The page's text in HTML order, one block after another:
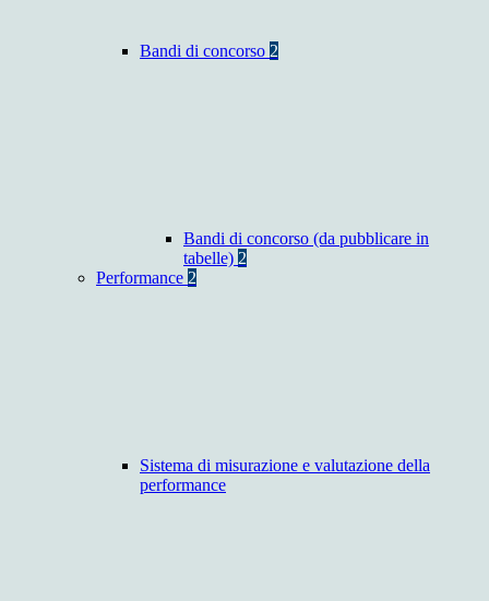
Bandi di concorso 2
Bandi di concorso (da pubblicare in
tabelle) 2
Performance 2
Sistema di misurazione e valutazione della
performance